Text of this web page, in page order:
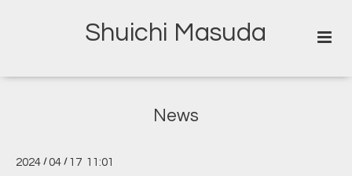
Shuichi Masuda
News
2024 /04 / 17 11:01